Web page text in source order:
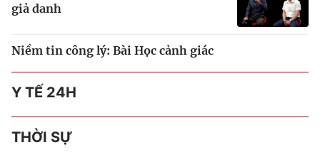
giả danh
Niềm tin công lý: Bài Học cảnh giác
Y TẾ 24H
THỜI SỰ